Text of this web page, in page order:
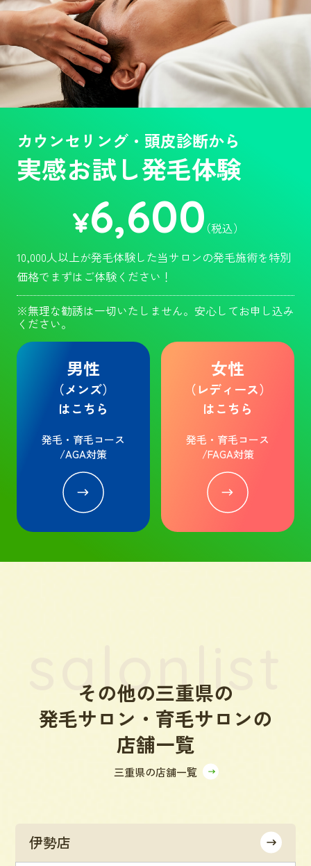
カウンセリング・頭皮診断から
実感お試し発毛体験
¥6,600（税込）
10,000人以上が発毛体験した当サロンの発毛施術を特別
価格でまずはご体験ください！
※無理な勧誘は一切いたしません。安心してお申し込み
ください。
男性
（メンズ）
はこちら
発毛・育毛コース
/AGA対策
女性
（レディース）
はこちら
発毛・育毛コース
/FAGA対策
salonlist
その他の三重県の
発毛サロン・育毛サロンの
店舗一覧
三重県の店舗一覧
伊勢店